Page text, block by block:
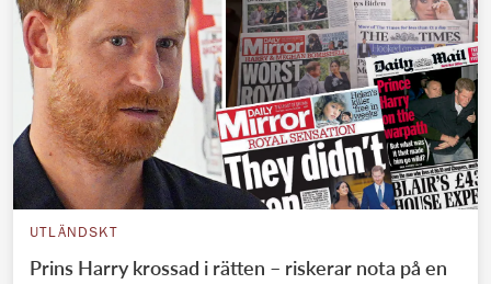
UTLÄNDSKT
Prins Harry krossad i rätten – riskerar nota på en